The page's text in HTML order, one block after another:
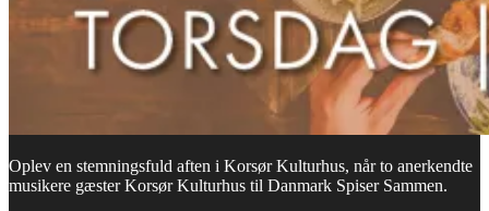
Oplev en stemningsfuld aften i Korsør Kulturhus, når to anerkendte
musikere gæster Korsør Kulturhus til Danmark Spiser Sammen.